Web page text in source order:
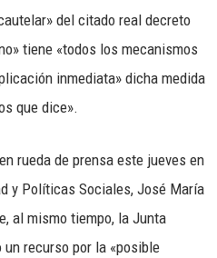
del citado real decreto
tiene «todos los mecanismos
inmediata» dicha medida
que dice».
rueda de prensa este jueves en
y Políticas Sociales, José María
al mismo tiempo, la Junta
recurso por la «posible